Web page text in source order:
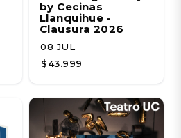
by Cecinas
Llanquihue -
Clausura 2026
08 JUL
$43.999